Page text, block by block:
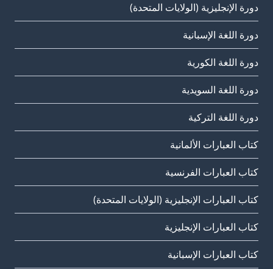
دورة الإنجليزية (الولايات المتحدة)
دورة اللغة الإسبانية
دورة اللغة الكورية
دورة اللغة السويدية
دورة اللغة التركية
كتاب العبارات الألمانية
كتاب العبارات الفرنسية
كتاب العبارات الإنجليزية (الولايات المتحدة)
كتاب العبارات الإنجليزية
كتاب العبارات الإسبانية